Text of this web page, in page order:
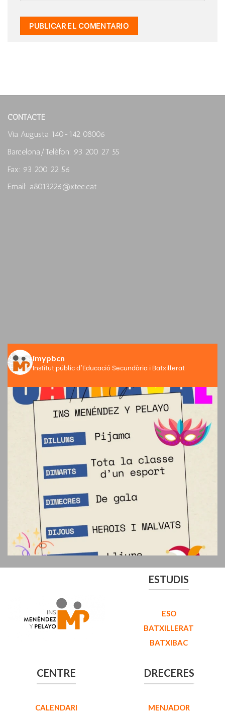
CONTACTE
Via Augusta 140-142 08006
Barcelona/Telèfon: 93 200 27 55
Fax: 93 200 22 56
Email: a8013226@xtec.cat
imypbcn
Institut públic d'Educació Secundària i Batxillerat
ESTUDIS
ESO
BATXILLERAT
BATXIBAC
CENTRE
CALENDARI
DRECERES
MENJADOR